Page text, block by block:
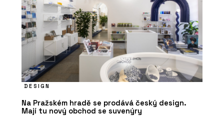
DESIGN
Na Pražském hradě se prodává český design.
Mají tu nový obchod se suvenýry